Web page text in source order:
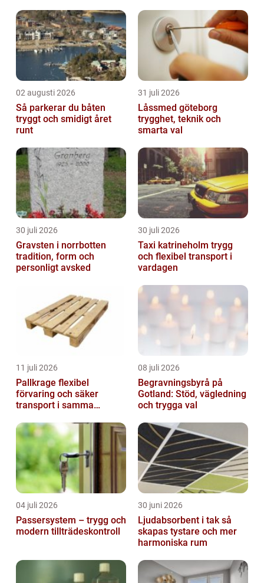
02 augusti 2026
Så parkerar du båten
tryggt och smidigt året
runt
31 juli 2026
Låssmed göteborg
trygghet, teknik och
smarta val
30 juli 2026
Gravsten i norrbotten
tradition, form och
personligt avsked
30 juli 2026
Taxi katrineholm trygg
och flexibel transport i
vardagen
11 juli 2026
Pallkrage flexibel
förvaring och säker
transport i samma
08 juli 2026
Begravningsbyrå på
Gotland: Stöd, vägledning
och trygga val
04 juli 2026
Passersystem – trygg och
modern tillträdeskontroll
30 juni 2026
Ljudabsorbent i tak så
skapas tystare och mer
harmoniska rum